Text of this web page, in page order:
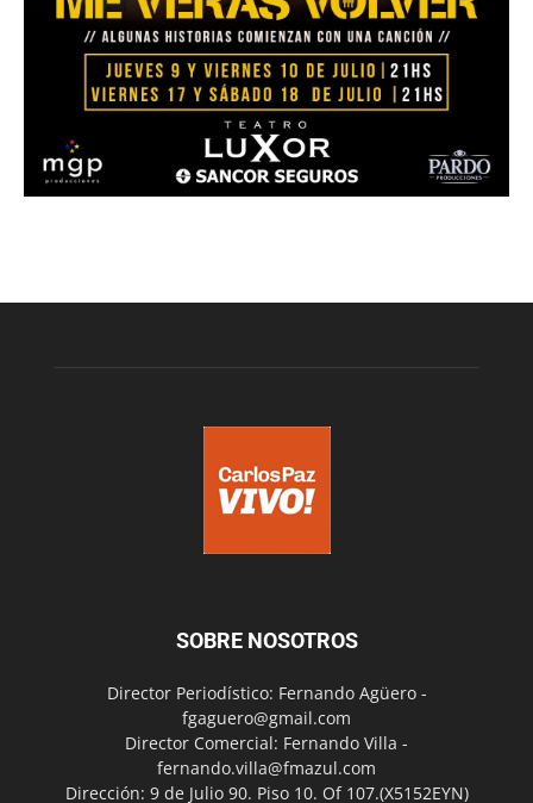
SOBRE NOSOTROS
Director Periodístico: Fernando Agüero -
fgaguero@gmail.com
Director Comercial: Fernando Villa -
fernando.villa@fmazul.com
Dirección: 9 de Julio 90. Piso 10. Of 107.(X5152EYN)